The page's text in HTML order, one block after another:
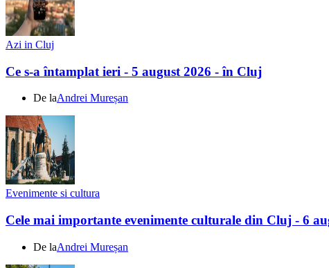
Azi in Cluj
Ce s-a întamplat ieri - 5 august 2026 - în Cluj
De laAndrei Mureșan
Evenimente si cultura
Cele mai importante evenimente culturale din Cluj - 6
De laAndrei Mureșan